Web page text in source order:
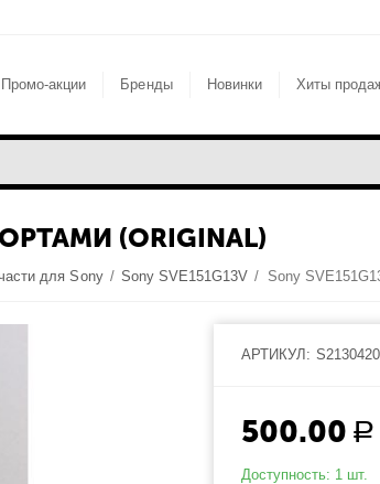
Промо-акции Бренды Новинки Хиты
(ORIGINAL)
для Sony / Sony SVE151G13V /
АРТИКУЛ:
500.00 Р
Доступность: 1 шт.